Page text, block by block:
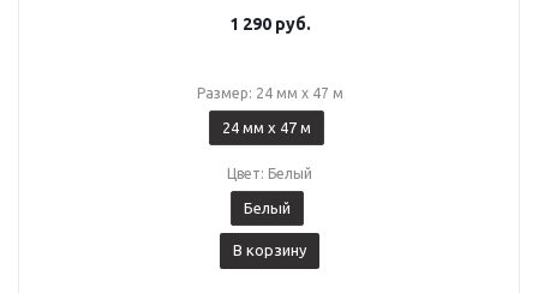
1 290руб.
Размер: 24 мм x 47 м
24 мм x 47 м
Цвет: Белый
Белый
В корзину